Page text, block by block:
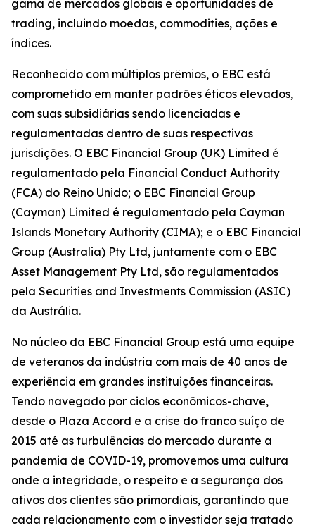
gama de mercados globais e oportunidades de
trading, incluindo moedas, commodities, ações e
índices.
Reconhecido com múltiplos prêmios, o EBC está
comprometido em manter padrões éticos elevados,
com suas subsidiárias sendo licenciadas e
regulamentadas dentro de suas respectivas
jurisdições. O EBC Financial Group (UK) Limited é
regulamentado pela Financial Conduct Authority
(FCA) do Reino Unido; o EBC Financial Group
(Cayman) Limited é regulamentado pela Cayman
Islands Monetary Authority (CIMA); e o EBC Financial
Group (Australia) Pty Ltd, juntamente com o EBC
Asset Management Pty Ltd, são regulamentados
pela Securities and Investments Commission (ASIC)
da Austrália.
No núcleo da EBC Financial Group está uma equipe
de veteranos da indústria com mais de 40 anos de
experiência em grandes instituições financeiras.
Tendo navegado por ciclos econômicos-chave,
desde o Plaza Accord e a crise do franco suíço de
2015 até as turbulências do mercado durante a
pandemia de COVID-19, promovemos uma cultura
onde a integridade, o respeito e a segurança dos
ativos dos clientes são primordiais, garantindo que
cada relacionamento com o investidor seja tratado